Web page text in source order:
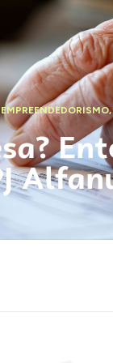
EMPREENDEDORISMO,